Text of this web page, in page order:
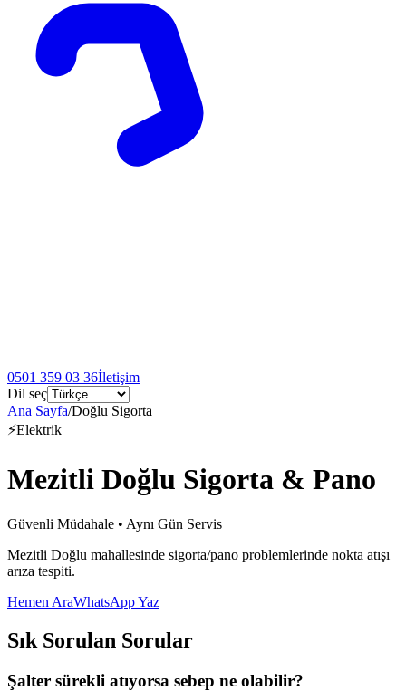
0501 359 03 36İletişim
Dil seç
Ana Sayfa/Doğlu Sigorta
⚡Elektrik
Mezitli Doğlu Sigorta & Pano
Güvenli Müdahale • Aynı Gün Servis
Mezitli Doğlu mahallesinde sigorta/pano problemlerinde nokta atışı
arıza tespiti.
Hemen AraWhatsApp Yaz
Sık Sorulan Sorular
Şalter sürekli atıyorsa sebep ne olabilir?